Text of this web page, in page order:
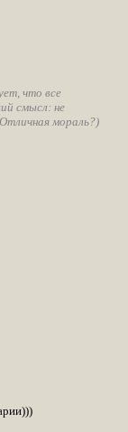
что все
смысл: не
мораль?)